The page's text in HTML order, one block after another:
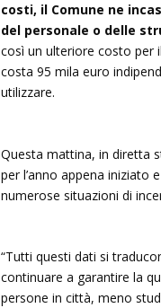
costi, il Comune ne
del personale o delle
così un ulteriore costo per
costa 95 mila euro
utilizzare.
Questa mattina, in diretta
per l’anno appena iniziato
numerose situazioni di
“Tutti questi dati si
continuare a garantire la
persone in città, meno